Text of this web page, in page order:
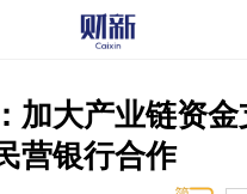
加大产业链资金
营银行合作